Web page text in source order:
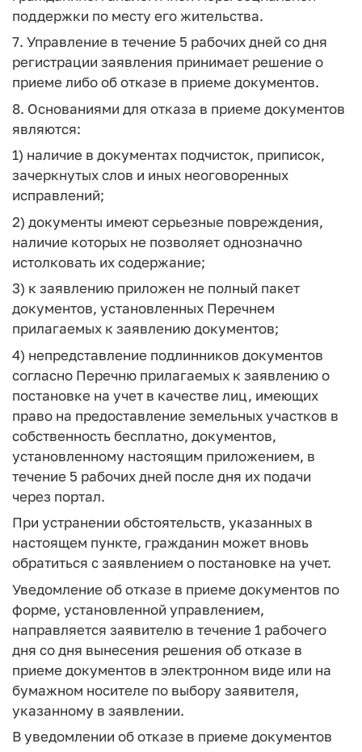
поддержки по месту его жительства.
7. Управление в течение 5 рабочих дней со дня
регистрации заявления принимает решение о
приеме либо об отказе в приеме документов.
8. Основаниями для отказа в приеме документов
являются:
1) наличие в документах подчисток, приписок,
зачеркнутых слов и иных неоговоренных
исправлений;
2) документы имеют серьезные повреждения,
наличие которых не позволяет однозначно
истолковать их содержание;
3) к заявлению приложен не полный пакет
документов, установленных Перечнем
прилагаемых к заявлению документов;
4) непредставление подлинников документов
согласно Перечню прилагаемых к заявлению о
постановке на учет в качестве лиц, имеющих
право на предоставление земельных участков в
собственность бесплатно, документов,
установленному настоящим приложением, в
течение 5 рабочих дней после дня их подачи
через портал.
При устранении обстоятельств, указанных в
настоящем пункте, гражданин может вновь
обратиться с заявлением о постановке на учет.
Уведомление об отказе в приеме документов по
форме, установленной управлением,
направляется заявителю в течение 1 рабочего
дня со дня вынесения решения об отказе в
приеме документов в электронном виде или на
бумажном носителе по выбору заявителя,
указанному в заявлении.
В уведомлении об отказе в приеме документов